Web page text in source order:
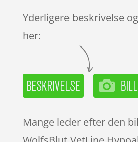
mmelser
Yderligere beskrivelse
her:
Mange leder efter den